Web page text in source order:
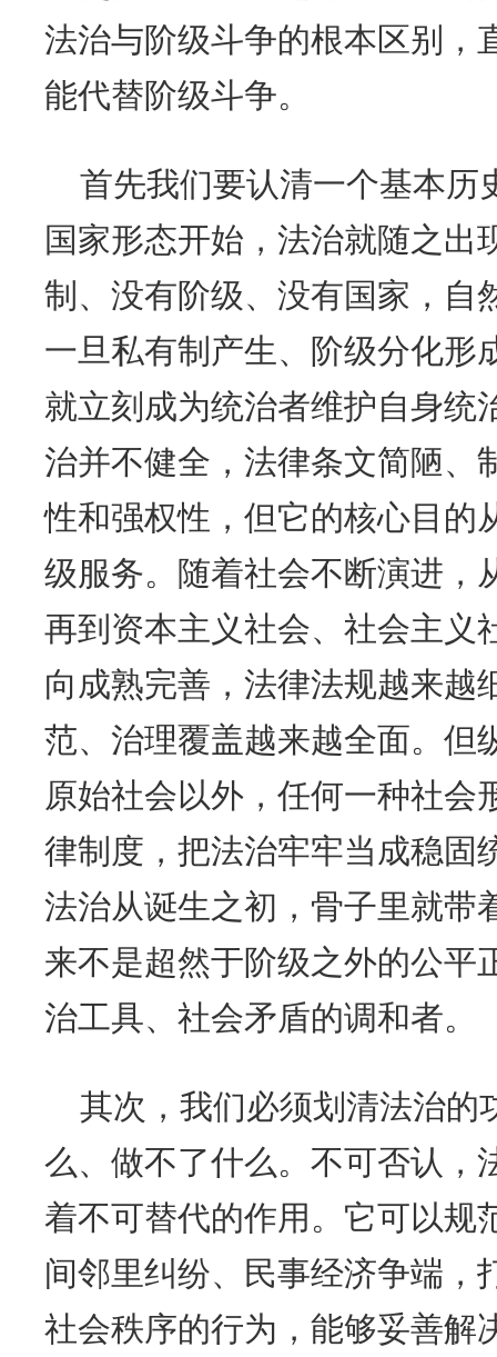
法治与阶级斗争的根本区别，
能代替阶级斗争。
首先我们要认清一个基本历
国家形态开始，法治就随之出
制、没有阶级、没有国家，自
一旦私有制产生、阶级分化形
就立刻成为统治者维护自身统
治并不健全，法律条文简陋、
性和强权性，但它的核心目的
级服务。随着社会不断演进，
再到资本主义社会、社会主义
向成熟完善，法律法规越来越
范、治理覆盖越来越全面。但
原始社会以外，任何一种社会
律制度，把法治牢牢当成稳固
法治从诞生之初，骨子里就带
来不是超然于阶级之外的公平
治工具、社会矛盾的调和者。
其次，我们必须划清法治的
么、做不了什么。不可否认，
着不可替代的作用。它可以规
间邻里纠纷、民事经济争端，
社会秩序的行为，能够妥善解